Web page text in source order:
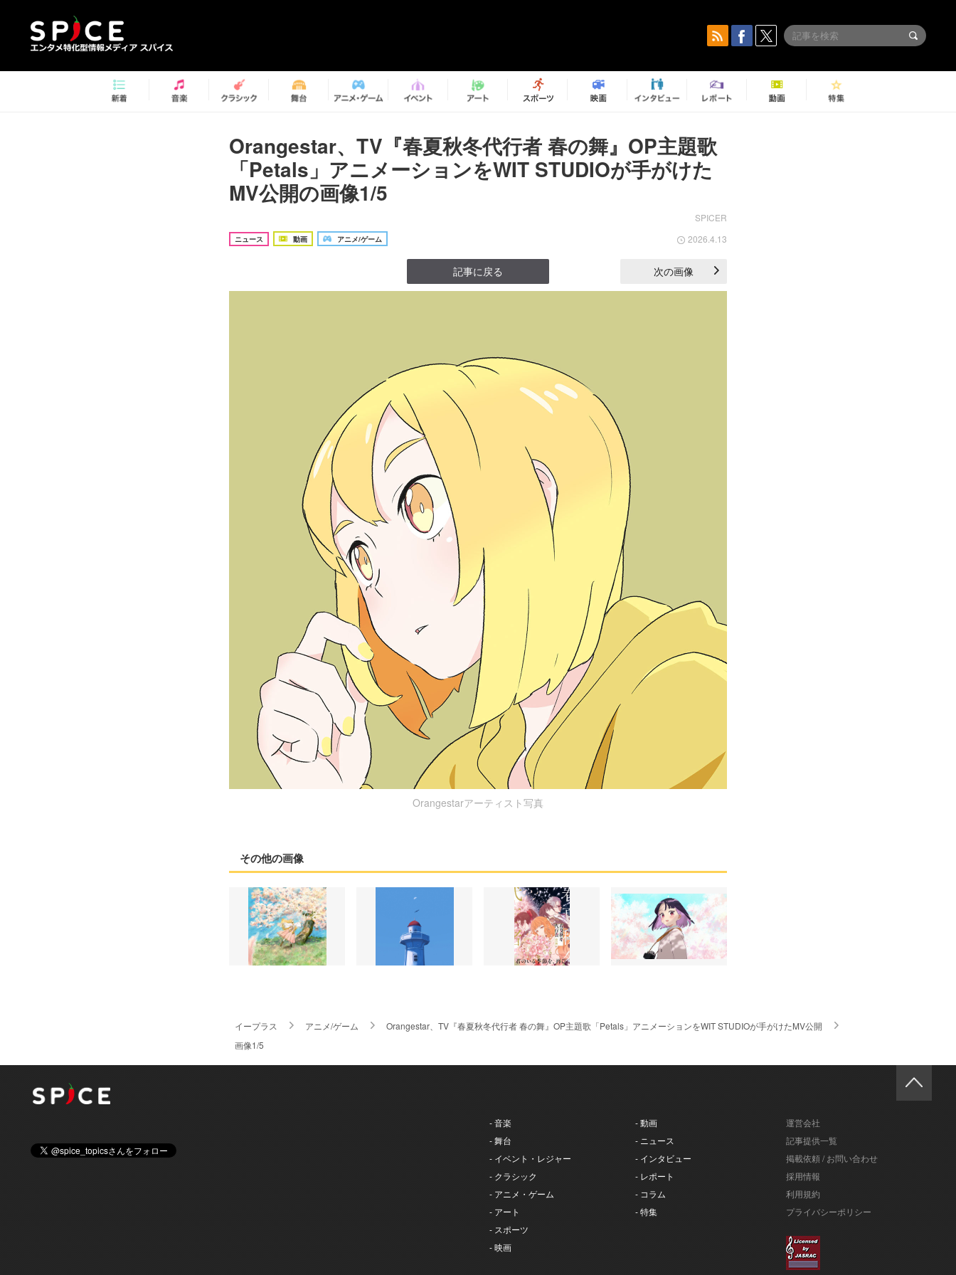
Orangestar、TV『春夏秋冬代行者 春の舞』OP主題歌
「Petals」アニメーションをWIT STUDIOが手がけた
MV公開の画像1/5
SPICER
ニュース 動画 アニメ/ゲーム 2026.4.13
記事に戻る 次の画像
Orangestarアーティスト写真
その他の画像
イープラス アニメ/ゲーム
Orangestar、TV『春夏秋冬代行者 春の舞』OP主題歌「Petals」アニメーションをWIT STUDIOが手がけたMV公開
画像1/5
- 音楽
- 舞台
- イベント・レジャー
- クラシック
- アニメ・ゲーム
- アート
- スポーツ
- 映画
- 動画
- ニュース
- インタビュー
- レポート
- コラム
- 特集
運営会社
記事提供一覧
掲載依頼 / お問い合わせ
採用情報
利用規約
プライバシーポリシー